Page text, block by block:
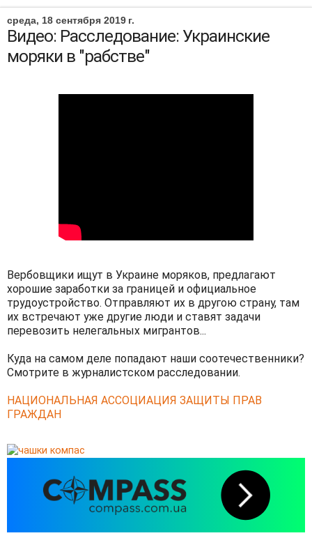
среда, 18 сентября 2019 г.
Видео: Расследование: Украинские
моряки в "рабстве"
Вербовщики ищут в Украине моряков, предлагают
хорошие заработки за границей и официальное
трудоустройство. Отправляют их в другою страну, там
их встречают уже другие люди и ставят задачи
перевозить нелегальных мигрантов...
Куда на самом деле попадают наши соотечественники?
Смотрите в журналистском расследовании.
НАЦИОНАЛЬНАЯ АССОЦИАЦИЯ ЗАЩИТЫ ПРАВ
ГРАЖДАН